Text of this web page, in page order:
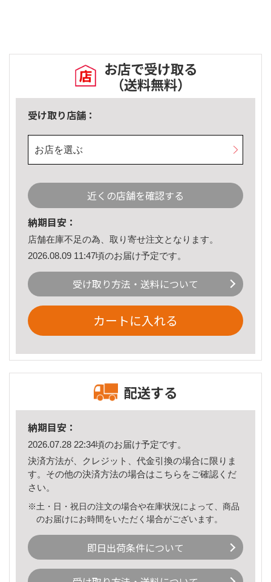
お店で受け取る
（送料無料）
受け取り店舗：
お店を選ぶ
近くの店舗を確認する
納期目安：
店舗在庫不足の為、取り寄せ注文となります。
2026.08.09 11:47頃のお届け予定です。
受け取り方法・送料について
カートに入れる
配送する
納期目安：
2026.07.28 22:34頃のお届け予定です。
決済方法が、クレジット、代金引換の場合に限りま
す。その他の決済方法の場合はこちら をご確認くだ
さい。
※土・日・祝日の注文の場合や在庫状況によって、商品
のお届けにお時間をいただく場合がございます。
即日出荷条件について